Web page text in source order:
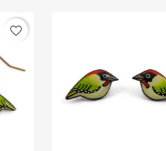
favorite_border